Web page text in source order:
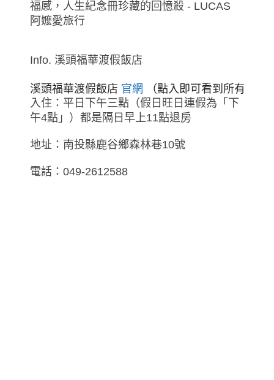
Info. 溪頭福華渡假飯店
溪頭福華渡假飯店 官網 （點入即可看到所有飯
入住：平日下午三點（假日旺日連假為「下
午4點」）都是隔日早上11點退房
地址：南投縣鹿谷鄉森林巷10號
電話：049-2612588